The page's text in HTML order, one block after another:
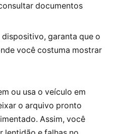
documentos
dispositivo, garanta que o
você costuma mostrar
ou usa o veículo em
o arquivo pronto
Assim, você